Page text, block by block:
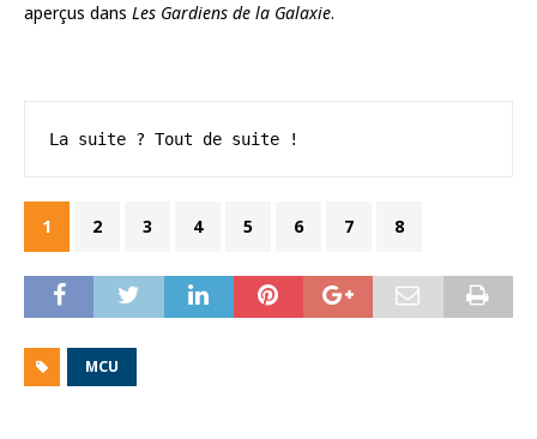
aperçus dans Les Gardiens de la Galaxie.
La suite ? Tout de suite !
1 2 3 4 5 6 7 8
MCU